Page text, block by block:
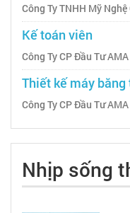
Công Ty TNHH Mỹ
Kế toán viên
Công Ty CP Đầu Tư
Thiết kế máy băng
Công Ty CP Đầu Tư
Nhịp sống